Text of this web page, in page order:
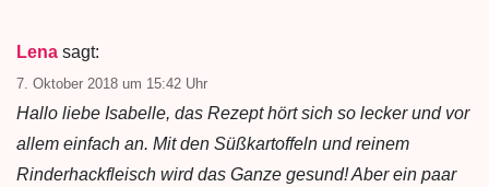
Lena sagt:
7. Oktober 2018 um 15:42 Uhr
Hallo liebe Isabelle, das Rezept hört sich so lecker und vor
allem einfach an. Mit den Süßkartoffeln und reinem
Rinderhackfleisch wird das Ganze gesund! Aber ein paar